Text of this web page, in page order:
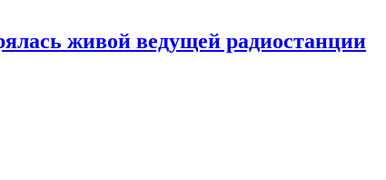
живой ведущей радиостанции